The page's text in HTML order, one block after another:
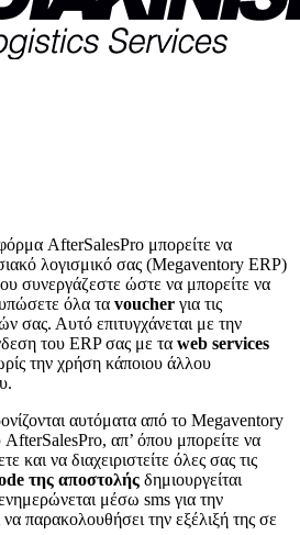
AfterSalesPro μπορείτε να
λογισμικό σας (Megaventory ERP)
συνεργάζεστε ώστε να μπορείτε να
όλα τα voucher για τις
σας. Αυτό επιτυγχάνεται με την
του ERP σας με τα web services
την χρήση κάποιου άλλου
αυτόματα από το Megaventory
AfterSalesPro, απ’ όπου μπορείτε να
και να διαχειριστείτε όλες σας τις
της αποστολής δημιουργείται
μέσω sms για την
παρακολουθήσει την εξέλιξή της σε